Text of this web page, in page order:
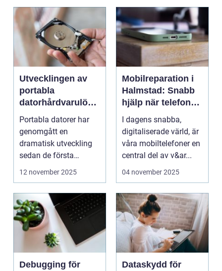
Utvecklingen av
portabla
datorhårdvarulösn
ingar
Portabla datorer har
genomgått en
dramatisk utveckling
sedan de första
bärbara model...
12 november 2025
Mobilreparation i
Halmstad: Snabb
hjälp när telefonen
gått sönder
I dagens snabba,
digitaliserade värld, är
våra mobiltelefoner en
central del av v&ar...
04 november 2025
Debugging för
Dataskydd för